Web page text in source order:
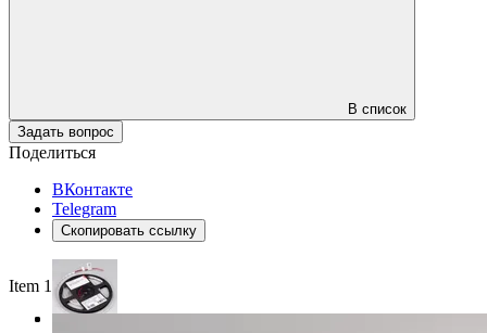
В список
Задать вопрос
Поделиться
ВКонтакте
Telegram
Скопировать ссылку
Item 1 of 3